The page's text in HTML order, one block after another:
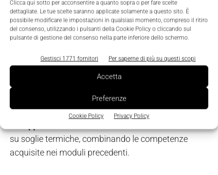
Clicca qui sotto per acconsentire a quanto sopra o per fare scelte
dettagliate. Le tue scelte saranno applicate solamente a questo sito. È
possibile modificare le impostazioni in qualsiasi momento, compreso il ritiro
del consenso, utilizzando i pulsanti della Cookie Policy o cliccando sul
pulsante di gestione del consenso nella parte inferiore dello schermo.
Gestisci 1771 fornitori Per saperne di più su questi scopi
Accetta
Preferenze
Cookie Policy Privacy Policy
GUARDA IL VIDEO
L'integrazione di sensori on-chip
consolidata nei campo dei microcontrollori.Il
sensore di temperatura interno delle schede FRDM
offre un esempio pratico di
grandezze fisiche senza circuiteria esterna
aggiuntiva.Nellaterza lezione vedrai come
su soglie termiche, combinando le competenze
acquisite nei moduli precedenti.